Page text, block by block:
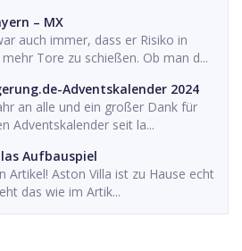
– MX
auch immer, dass er Risiko in
Tore zu schießen. Ob man d...
Adventskalender 2024
an alle und ein großer Dank für
Adventskalender seit la...
Aufbauspiel
Artikel! Aston Villa ist zu Hause echt
das wie im Artik...